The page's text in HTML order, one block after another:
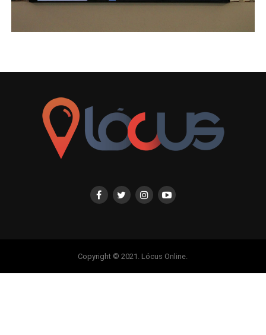
Copyright © 2021. Lócus Online.